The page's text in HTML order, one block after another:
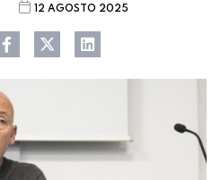
12 AGOSTO 2025